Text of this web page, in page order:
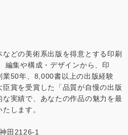
どの美術系出版を得意とする印刷
編集や構成・デザインから、印
業50年、8,000書以上の出版経験
賞を受賞した「品質が自慢の出版
実績で、あなたの作品の魅力を最
します。
田2126-1